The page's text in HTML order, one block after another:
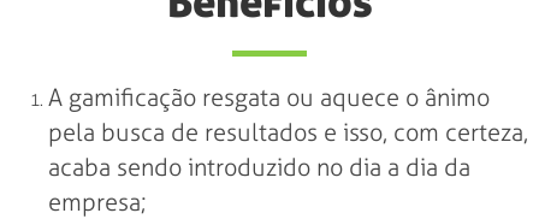
A gamificação resgata ou aquece o ânimo
pela busca de resultados e isso, com certeza,
acaba sendo introduzido no dia a dia da
empresa;